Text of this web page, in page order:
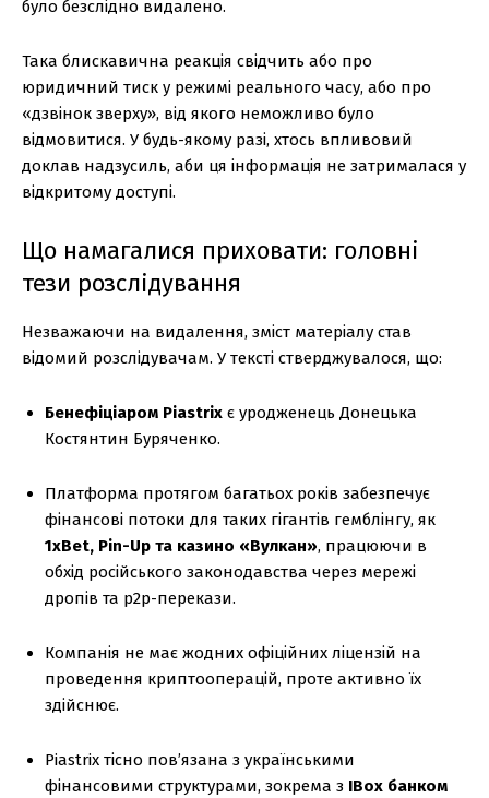
було безслідно видалено.
Така блискавична реакція свідчить або про
юридичний тиск у режимі реального часу, або про
«дзвінок зверху», від якого неможливо було
відмовитися. У будь-якому разі, хтось впливовий
доклав надзусиль, аби ця інформація не затрималася у
відкритому доступі.
Що намагалися приховати: головні
тези розслідування
Незважаючи на видалення, зміст матеріалу став
відомий розслідувачам. У тексті стверджувалося, що:
Бенефіціаром Piastrix є уродженець Донецька
Костянтин Буряченко.
Платформа протягом багатьох років забезпечує
фінансові потоки для таких гігантів гемблінгу, як
1xBet, Pin-Up та казино «Вулкан», працюючи в
обхід російського законодавства через мережі
дропів та p2p-перекази.
Компанія не має жодних офіційних ліцензій на
проведення криптооперацій, проте активно їх
здійснює.
Piastrix тісно пов’язана з українськими
фінансовими структурами, зокрема з IBox банком